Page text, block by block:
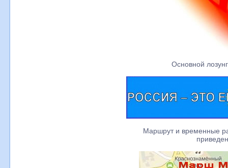
Основной
Маршрут и временные